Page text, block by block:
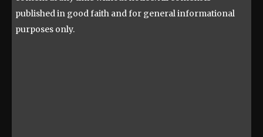
published in good faith and for general informational
purposes only.